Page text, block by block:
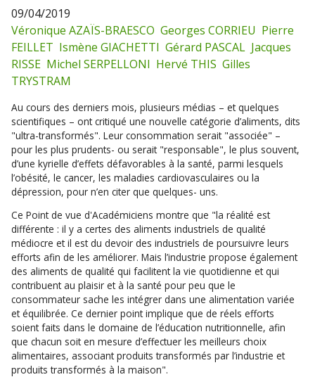
09/04/2019
Véronique AZAÏS-BRAESCO Georges CORRIEU Pierre
FEILLET Ismène GIACHETTI Gérard PASCAL Jacques
RISSE Michel SERPELLONI Hervé THIS Gilles
TRYSTRAM
Au cours des derniers mois, plusieurs médias – et quelques
scientifiques – ont critiqué une nouvelle catégorie d’aliments, dits
"ultra-transformés". Leur consommation serait "associée" –
pour les plus prudents- ou serait "responsable", le plus souvent,
d’une kyrielle d’effets défavorables à la santé, parmi lesquels
l’obésité, le cancer, les maladies cardiovasculaires ou la
dépression, pour n’en citer que quelques- uns.
Ce Point de vue d'Académiciens montre que "la réalité est
différente : il y a certes des aliments industriels de qualité
médiocre et il est du devoir des industriels de poursuivre leurs
efforts afin de les améliorer. Mais l’industrie propose également
des aliments de qualité qui facilitent la vie quotidienne et qui
contribuent au plaisir et à la santé pour peu que le
consommateur sache les intégrer dans une alimentation variée
et équilibrée. Ce dernier point implique que de réels efforts
soient faits dans le domaine de l’éducation nutritionnelle, afin
que chacun soit en mesure d’effectuer les meilleurs choix
alimentaires, associant produits transformés par l’industrie et
produits transformés à la maison".